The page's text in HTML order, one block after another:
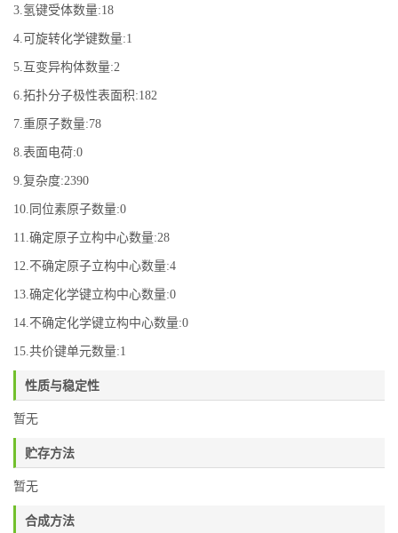
3.氢键受体数量:18
4.可旋转化学键数量:1
5.互变异构体数量:2
6.拓扑分子极性表面积:182
7.重原子数量:78
8.表面电荷:0
9.复杂度:2390
10.同位素原子数量:0
11.确定原子立构中心数量:28
12.不确定原子立构中心数量:4
13.确定化学键立构中心数量:0
14.不确定化学键立构中心数量:0
15.共价键单元数量:1
性质与稳定性
暂无
贮存方法
暂无
合成方法